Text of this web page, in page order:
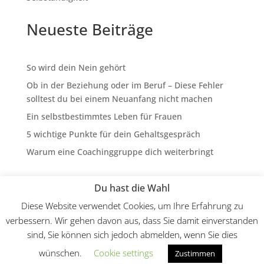
Neueste Beiträge
So wird dein Nein gehört
Ob in der Beziehung oder im Beruf – Diese Fehler
solltest du bei einem Neuanfang nicht machen
Ein selbstbestimmtes Leben für Frauen
5 wichtige Punkte für dein Gehaltsgespräch
Warum eine Coachinggruppe dich weiterbringt
Home Arbeite mit mir
Meine Bücher
Über mich
Du hast die Wahl
Diese Website verwendet Cookies, um Ihre Erfahrung zu
verbessern. Wir gehen davon aus, dass Sie damit einverstanden
sind, Sie können sich jedoch abmelden, wenn Sie dies
wünschen.
Cookie settings Zustimmen